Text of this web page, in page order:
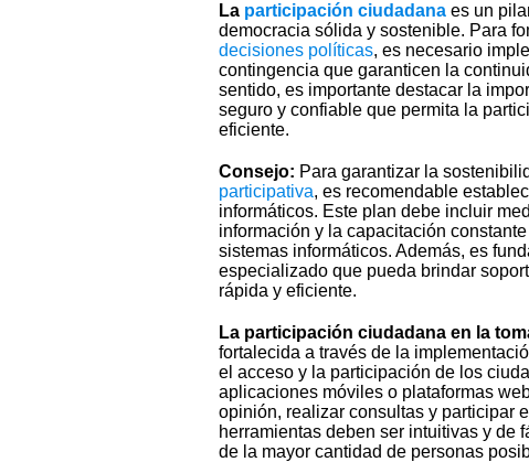
La participación ciudadana es un
democracia sólida y sostenible. Para
decisiones políticas, es necesario
contingencia que garanticen la
sentido, es importante destacar la
seguro y confiable que permita la
eficiente.
Consejo: Para garantizar la
participativa, es recomendable
informáticos. Este plan debe incluir
información y la capacitación
sistemas informáticos. Además, es
especializado que pueda brindar
rápida y eficiente.
La participación ciudadana en la
fortalecida a través de la
el acceso y la participación de los
aplicaciones móviles o plataformas
opinión, realizar consultas y participar
herramientas deben ser intuitivas y de
de la mayor cantidad de personas